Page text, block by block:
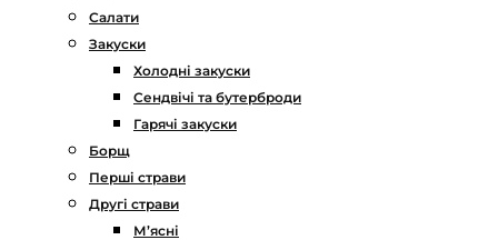
Салати
Закуски
Холодні закуски
Сендвічі та бутерброди
Гарячі закуски
Борщ
Перші страви
Другі страви
М’ясні